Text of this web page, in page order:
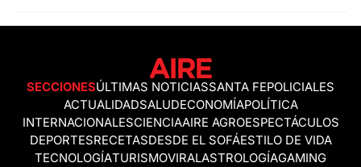
SECCIONESÚLTIMAS NOTICIASSANTA FEPOLICIALES
ACTUALIDADSALUDECONOMÍAPOLÍTICA
INTERNACIONALESCIENCIAAIRE AGROESPECTÁCULOS
DEPORTESRECETASDESDE EL SOFÁESTILO DE VIDA
TECNOLOGÍATURISMOVIRALASTROLOGÍAGAMING